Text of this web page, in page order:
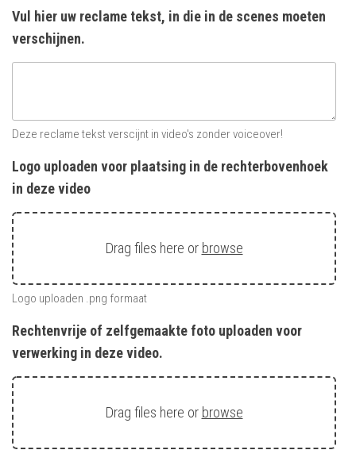
Vul hier uw reclame tekst, in die in de scenes moeten
verschijnen.
Deze reclame tekst verscijnt in video's zonder voiceover!
Logo uploaden voor plaatsing in de rechterbovenhoek
in deze video
Drag files here or browse
Logo uploaden .png formaat
Rechtenvrije of zelfgemaakte foto uploaden voor
verwerking in deze video.
Drag files here or browse